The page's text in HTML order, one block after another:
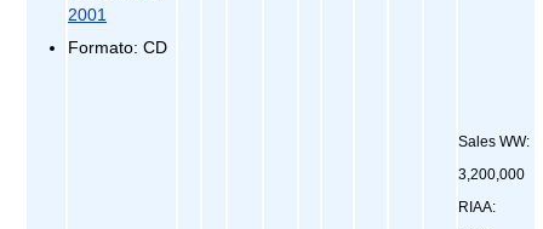
2001
Formato: CD
Sales WW:
3,200,000
RIAA: